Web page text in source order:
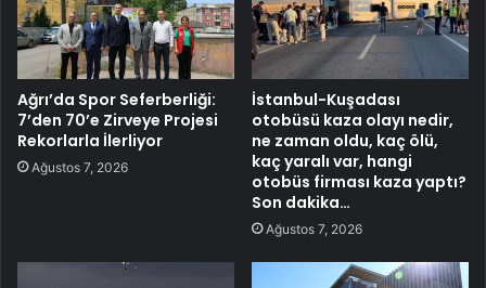
Ağrı’da Spor Seferberliği:
7’den 70’e Zirveye Projesi
Rekorlarla İlerliyor
Ağustos 7, 2026
İstanbul-Kuşadası
otobüsü kaza olayı nedir,
ne zaman oldu, kaç ölü,
kaç yaralı var, hangi
otobüs firması kaza yaptı?
Son dakika…
Ağustos 7, 2026